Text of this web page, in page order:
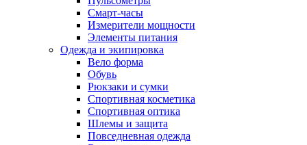
Смарт-часы
Измерители мощности
Элементы питания
Одежда и экипировка
Вело форма
Обувь
Рюкзаки и сумки
Спортивная косметика
Спортивная оптика
Шлемы и защита
Повседневная одежда